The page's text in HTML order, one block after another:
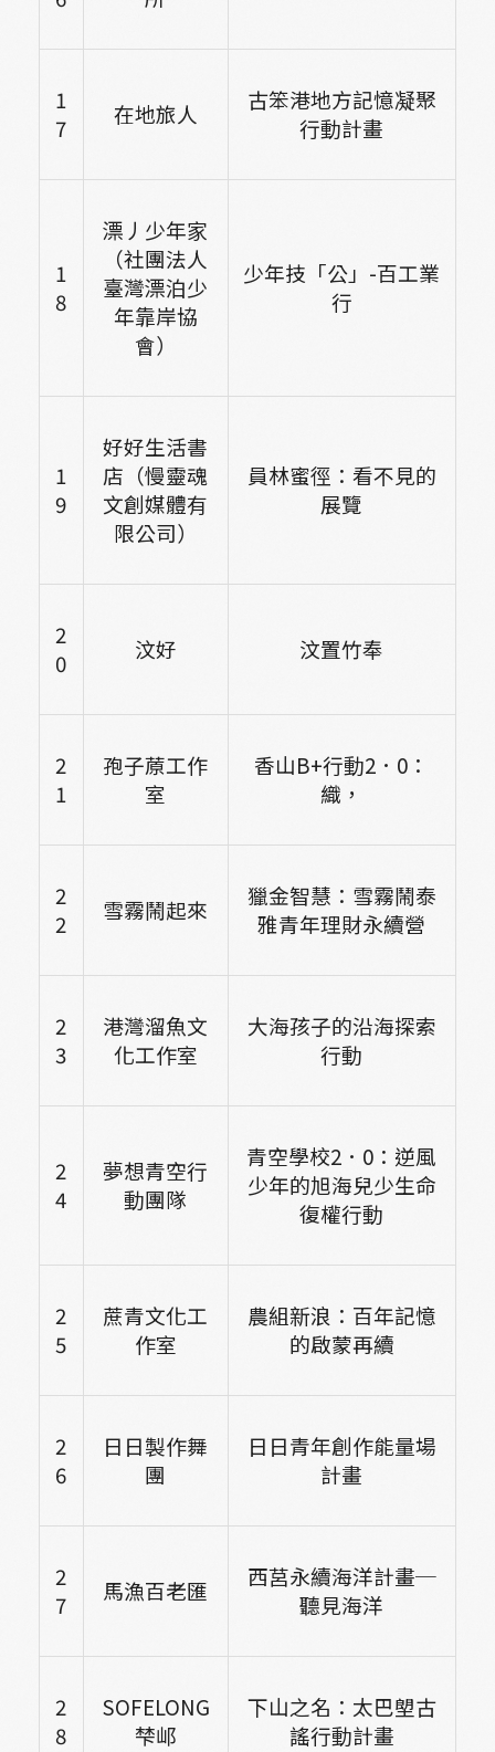
1
7
在地旅人
古笨港地方記憶凝聚
行動計畫
1
8
漂丿少年家
（社團法人
臺灣漂泊少
年靠岸協
會）
少年技「公」-百工業
行
1
9
好好生活書
店（慢靈魂
文創媒體有
限公司）
員林蜜徑：看不見的
展覽
2
0
汶好 汶置竹奉
2
1
孢子蒝工作
室
香山B+行動2．0：
織，
2
2
雪霧鬧起來
獵金智慧：雪霧鬧泰
雅青年理財永續營
2
3
港灣溜魚文
化工作室
大海孩子的沿海探索
行動
2
4
夢想青空行
動團隊
青空學校2．0：逆風
少年的旭海兒少生命
復權行動
2
5
蔗青文化工
作室
農組新浪：百年記憶
的啟蒙再續
2
6
日日製作舞
團
日日青年創作能量場
計畫
2
7
馬漁百老匯
西莒永續海洋計畫─
聽見海洋
2
8
SOFELONG
梺邖
下山之名：太巴塱古
謠行動計畫